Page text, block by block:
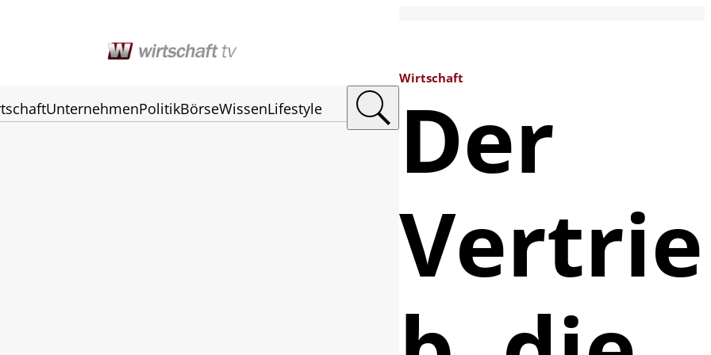
UnternehmenPolitikBörseWissenLifestyle
Wirtschaft
Der
Vertrie